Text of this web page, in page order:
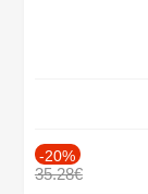
-20%
35.28€